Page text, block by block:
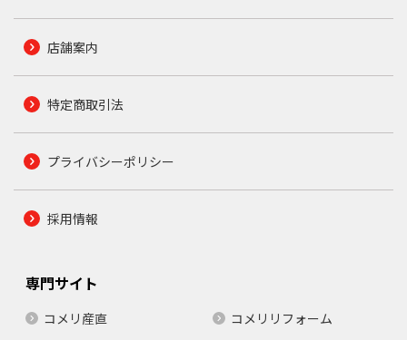
店舗案内
特定商取引法
プライバシーポリシー
採用情報
専門サイト
コメリ産直 コメリリフォーム